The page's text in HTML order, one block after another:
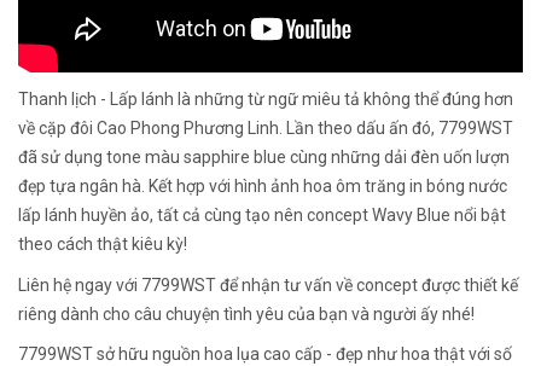
Thanh lịch - Lấp lánh là những từ ngữ miêu tả không thể đúng hơn
về cặp đôi Cao Phong Phương Linh. Lần theo dấu ấn đó, 7799WST
đã sử dụng tone màu sapphire blue cùng những dải đèn uốn lượn
đẹp tựa ngân hà. Kết hợp với hình ảnh hoa ôm trăng in bóng nước
lấp lánh huyền ảo, tất cả cùng tạo nên concept Wavy Blue nổi bật
theo cách thật kiêu kỳ!
Liên hệ ngay với 7799WST để nhận tư vấn về concept được thiết kế
riêng dành cho câu chuyện tình yêu của bạn và người ấy nhé!
7799WST sở hữu nguồn hoa lụa cao cấp - đẹp như hoa thật với số